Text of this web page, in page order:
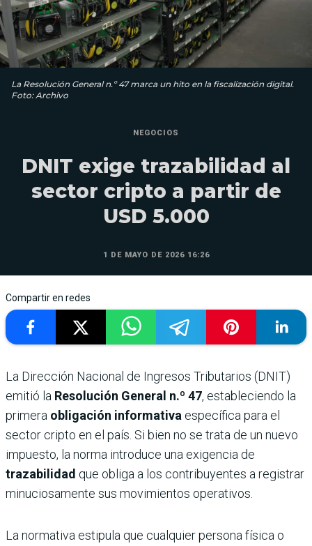
La Resolución General n.º 47 marca un hito en la fiscalización digital.
Foto: Archivo
NEGOCIOS
DNIT exige trazabilidad al
sector cripto a partir de
USD 5.000
1 DE MAYO DE 2026 16:26
Compartir en redes
La Dirección Nacional de Ingresos Tributarios (DNIT)
emitió la Resolución General n.º 47, estableciendo la
primera obligación informativa específica para el
sector cripto en el país. Si bien no se trata de un nuevo
impuesto, la norma introduce una exigencia de
trazabilidad que obliga a los contribuyentes a registrar
minuciosamente sus movimientos operativos.
La normativa estipula que cualquier persona física o